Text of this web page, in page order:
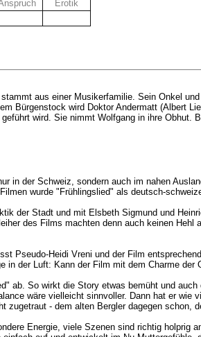
Erotik
aus einer Musikerfamilie. Sein Onkel
Bürgenstock wird Doktor Andermatt (Albert
wird. Sie nimmt Wolfgang in ihre
in der Schweiz, sondern auch im nahen
wurde "Frühlingslied" als deutsch-
der Stadt und mit Elsbeth Sigmund und
des Films machten denn auch keinen
Pseudo-Heidi Vreni und der Film
in der Luft: Kann der Film mit dem Charme
ab. So wirkt die Story etwas bemüht und
wäre vielleicht sinnvoller. Dann hat er
zugetraut - dem alten Bergler dagegen schon,
Energie, viele Szenen sind richtig